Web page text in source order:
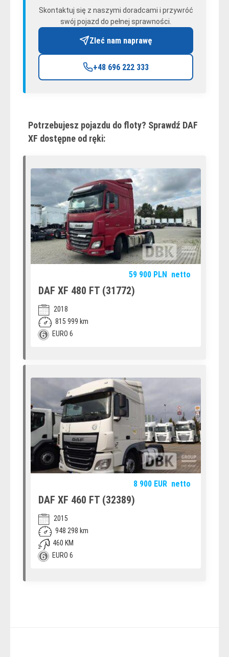
Skontaktuj się z naszymi doradcami i przywróć
swój pojazd do pełnej sprawności.
Zleć nam naprawę
+48 696 222 333
Potrzebujesz pojazdu do floty? Sprawdź DAF
XF dostępne od ręki:
59 900 PLN netto
DAF XF 480 FT (31772)
2018
815 999 km
EURO 6
8 900 EUR netto
DAF XF 460 FT (32389)
2015
948 298 km
460 KM
EURO 6